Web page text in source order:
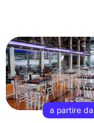
a partire da